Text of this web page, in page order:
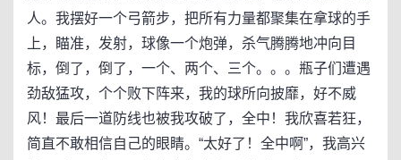
人。我摆好一个弓箭步，把所有力量都聚集在拿球的手
上，瞄准，发射，球像一个炮弹，杀气腾腾地冲向目
标，倒了，倒了，一个、两个、三个。。。瓶子们遭遇
劲敌猛攻，个个败下阵来，我的球所向披靡，好不威
风！最后一道防线也被我攻破了，全中！我欣喜若狂，
简直不敢相信自己的眼睛。“太好了！全中啊”，我高兴